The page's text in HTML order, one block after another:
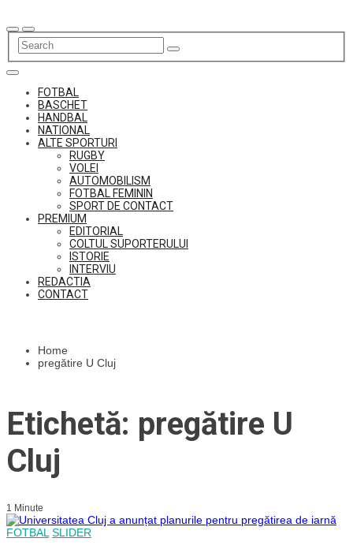
to
content
FOTBAL
BASCHET
HANDBAL
NATIONAL
ALTE SPORTURI
RUGBY
VOLEI
AUTOMOBILISM
FOTBAL FEMININ
SPORT DE CONTACT
PREMIUM
EDITORIAL
COLTUL SUPORTERULUI
ISTORIE
INTERVIU
REDACTIA
CONTACT
Home
pregătire U Cluj
Etichetă: pregătire U
Cluj
1 Minute
FOTBAL SLIDER